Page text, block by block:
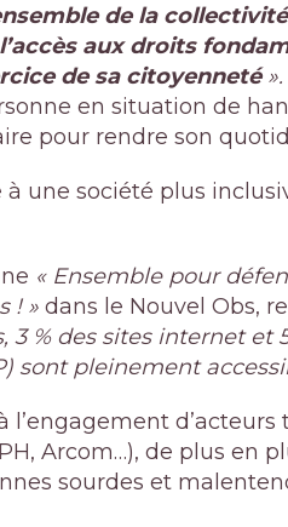
de la
aux droits
de sa citoyenneté».
en situation de
pour rendre son
une société plus
« Ensemble pour
! » dans le Nouvel Obs,
, 3 % des sites internet et
sont pleinement
d’acteurs
Arcom…), de plus en
sourdes et